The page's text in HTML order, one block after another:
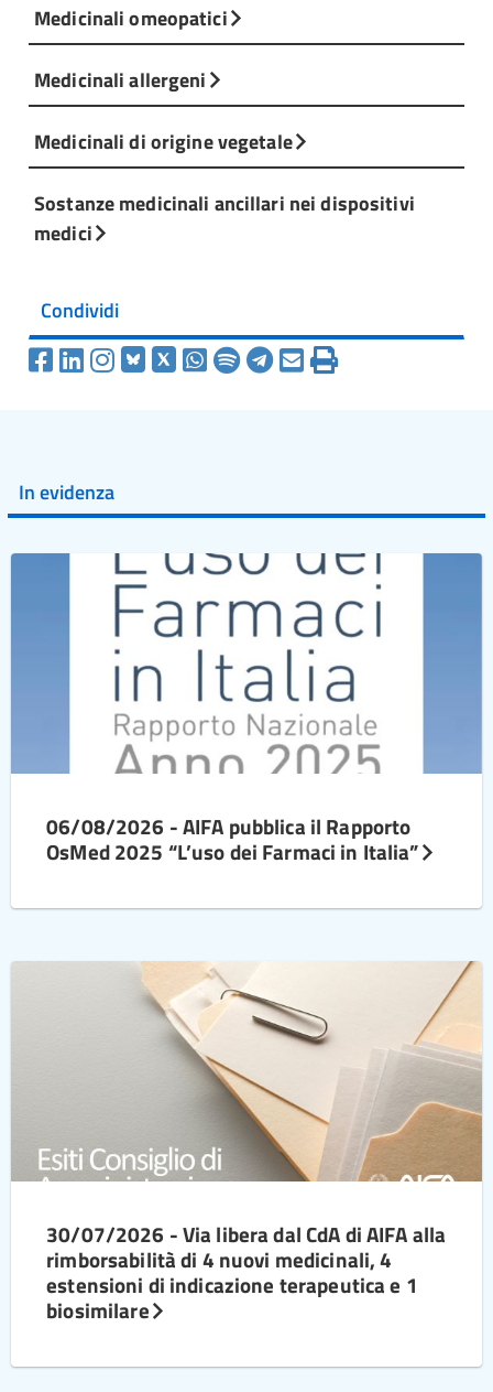
Medicinali omeopatici
Medicinali allergeni
Medicinali di origine vegetale
Sostanze medicinali ancillari nei dispositivi
medici
Condividi
In evidenza
06/08/2026 - AIFA pubblica il Rapporto
OsMed 2025 “L’uso dei Farmaci in Italia”
30/07/2026 - Via libera dal CdA di AIFA alla
rimborsabilità di 4 nuovi medicinali, 4
estensioni di indicazione terapeutica e 1
biosimilare